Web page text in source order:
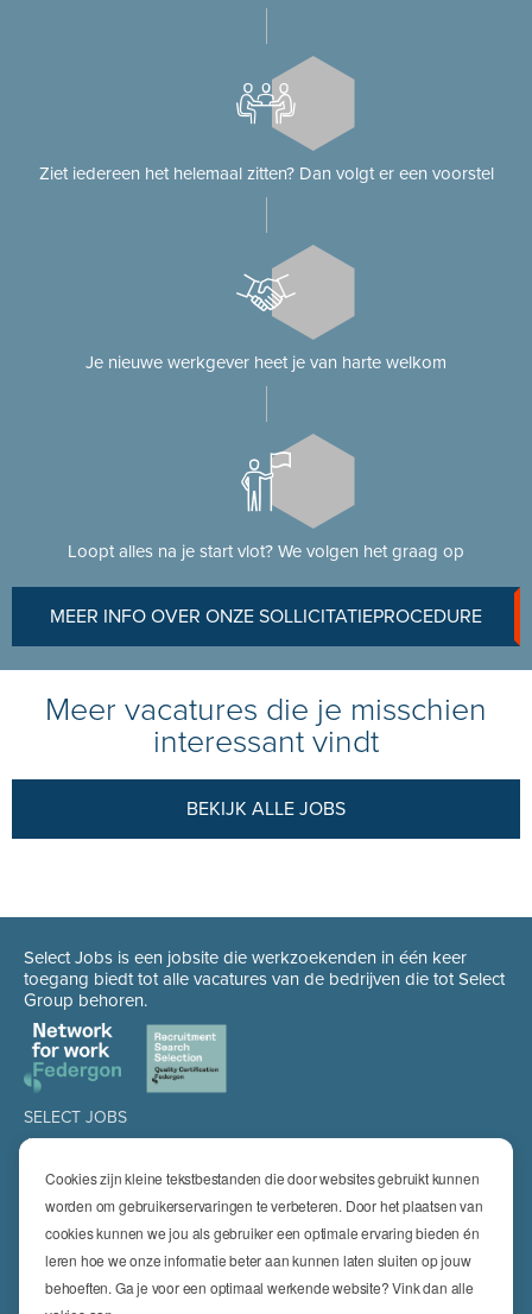
Cookies zijn kleine tekstbestanden die door websites gebruikt kunnen
worden om gebruikerservaringen te verbeteren. Door het plaatsen van
cookies kunnen we jou als gebruiker een optimale ervaring bieden én
leren hoe we onze informatie beter aan kunnen laten sluiten op jouw
behoeften. Ga je voor een optimaal werkende website? Vink dan alle
Ziet iedereen het helemaal zitten? Dan volgt er een voorstel
Je nieuwe werkgever heet je van harte welkom
Loopt alles na je start vlot? We volgen het graag op
MEER INFO OVER ONZE SOLLICITATIEPROCEDURE
Meer vacatures die je misschien
interessant vindt
BEKIJK ALLE JOBS
Select Jobs is een jobsite die werkzoekenden in één keer
toegang biedt tot alle vacatures van de bedrijven die tot Select
Group behoren.
SELECT JOBS
Jobs
Job alert
SPECIALISATIES
Technics
High Technics & Engineering
Logistics